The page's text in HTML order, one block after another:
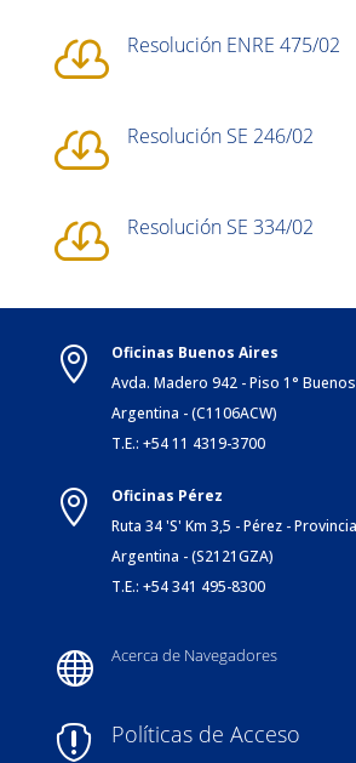
 Resolución ENRE 475/02
 Resolución SE 246/02
 Resolución SE 334/02

Oficinas Buenos Aires
Avda. Madero 942 - Piso 1°
Argentina - (C1106ACW)
T.E.: +54 11 4319-3700

Oficinas Pérez
Ruta 34 'S' Km 3,5 - Pérez -
Argentina - (S2121GZA)
T.E.: +54 341 495-8300
 Acerca de Navegadores
 Políticas de Acceso